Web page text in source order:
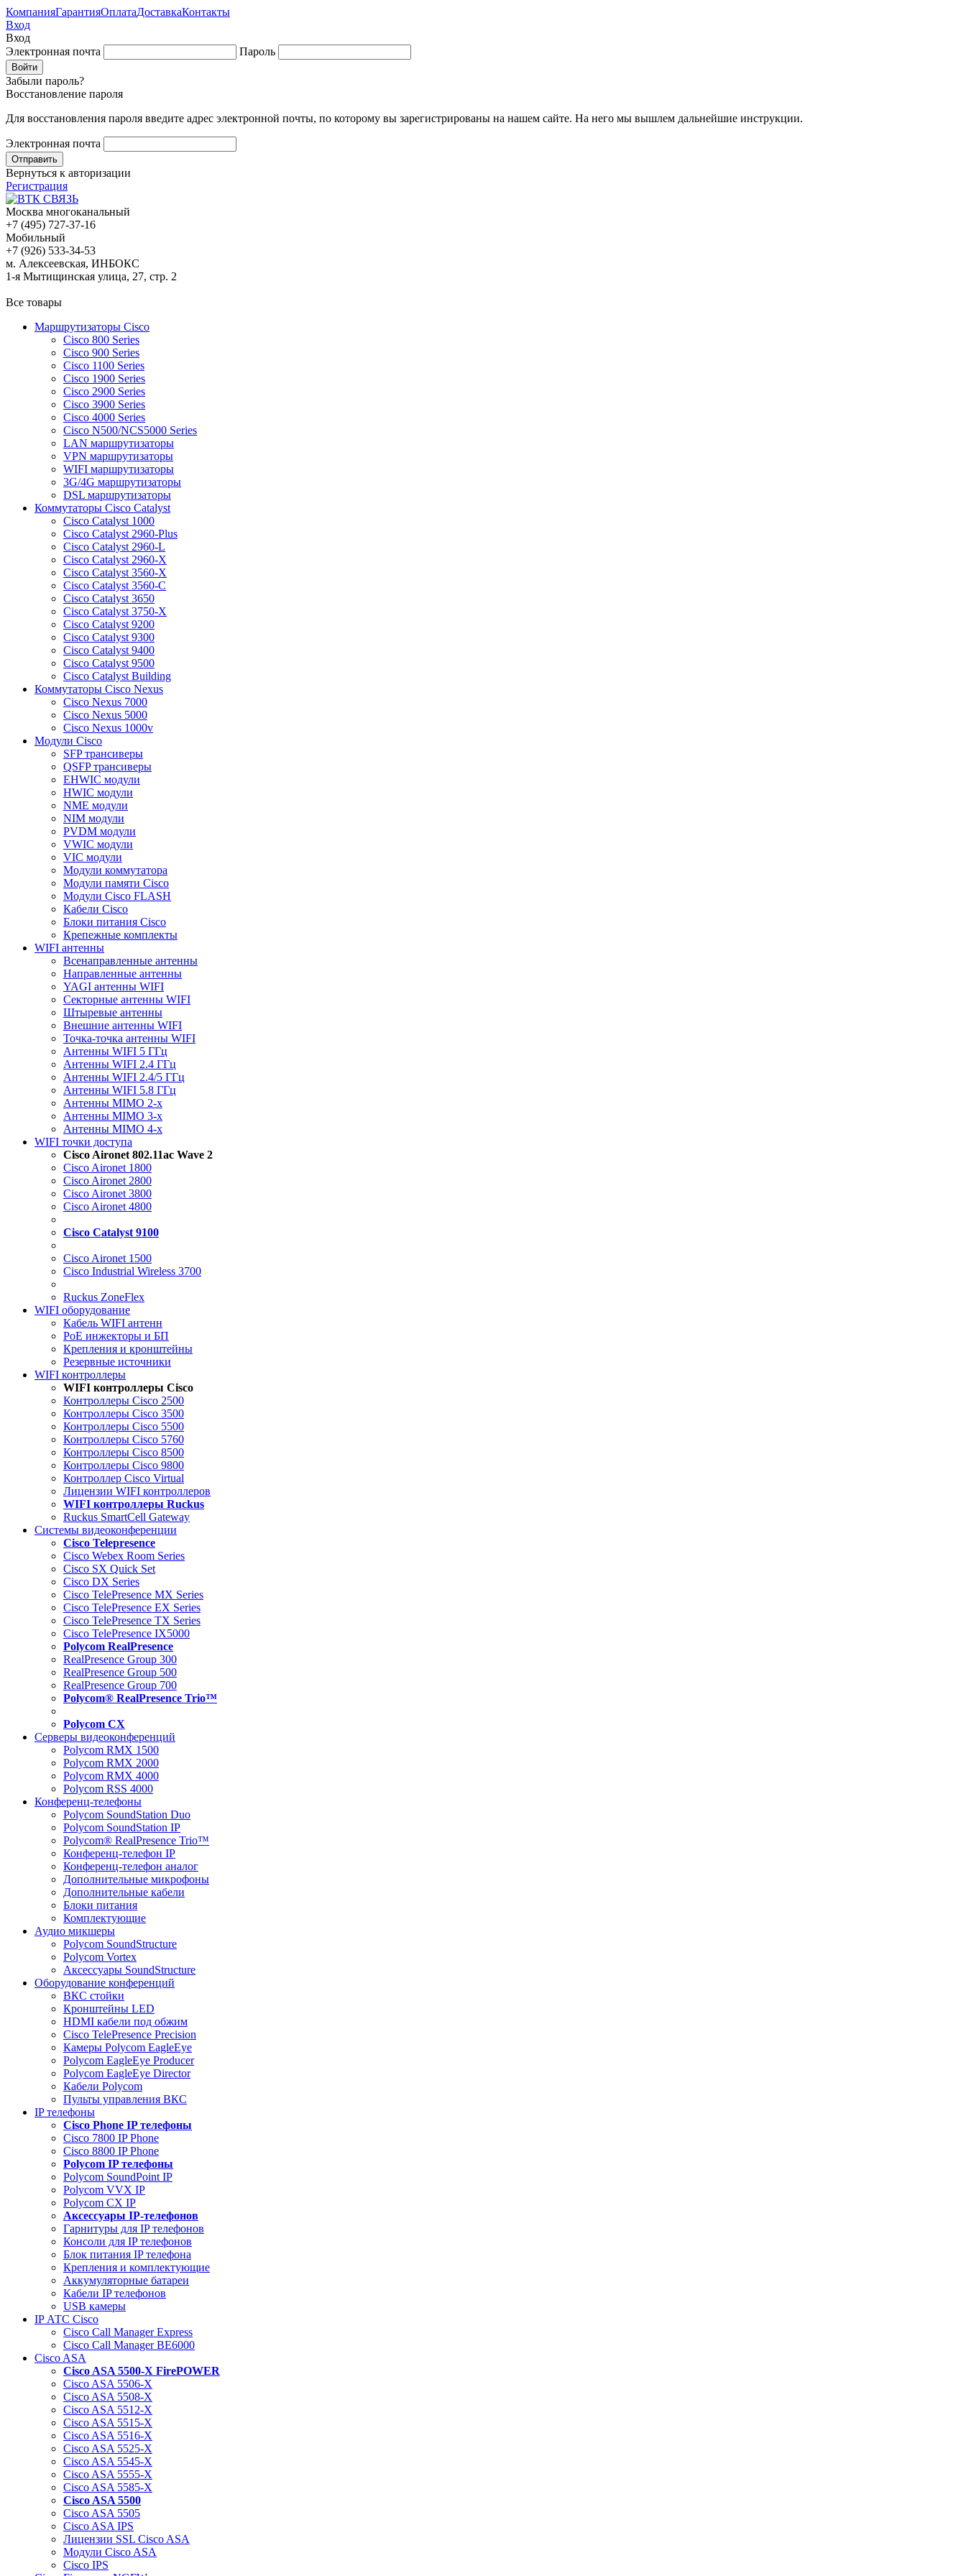
КомпанияГарантияОплатаДоставкаКонтакты
Вход
Вход
Электронная почта
Пароль
Забыли пароль?
Восстановление пароля
Для восстановления пароля введите адрес электронной почты, по которому вы зарегистрированы на нашем сайте. На него мы вышлем дальнейшие инструкции.
Электронная почта
Вернуться к авторизации
Регистрация
Москва многоканальный
+7 (495) 727-37-16
Мобильный
+7 (926) 533-34-53
м. Алексеевская, ИНБОКС
1-я Мытищинская улица, 27, стр. 2
Все товары
Маршрутизаторы Cisco
Cisco 800 Series
Cisco 900 Series
Cisco 1100 Series
Cisco 1900 Series
Cisco 2900 Series
Cisco 3900 Series
Cisco 4000 Series
Cisco N500/NCS5000 Series
LAN маршрутизаторы
VPN маршрутизаторы
WIFI маршрутизаторы
3G/4G маршрутизаторы
DSL маршрутизаторы
Коммутаторы Cisco Catalyst
Cisco Catalyst 1000
Cisco Catalyst 2960-Plus
Cisco Catalyst 2960-L
Cisco Catalyst 2960-X
Cisco Catalyst 3560-X
Cisco Catalyst 3560-C
Cisco Catalyst 3650
Cisco Catalyst 3750-X
Cisco Catalyst 9200
Cisco Catalyst 9300
Cisco Catalyst 9400
Cisco Catalyst 9500
Cisco Catalyst Building
Коммутаторы Cisco Nexus
Cisco Nexus 7000
Cisco Nexus 5000
Cisco Nexus 1000v
Модули Cisco
SFP трансиверы
QSFP трансиверы
EHWIC модули
HWIC модули
NME модули
NIM модули
PVDM модули
VWIC модули
VIC модули
Модули коммутатора
Модули памяти Cisco
Модули Cisco FLASH
Кабели Cisco
Блоки питания Cisco
Крепежные комплекты
WIFI антенны
Всенаправленные антенны
Направленные антенны
YAGI антенны WIFI
Секторные антенны WIFI
Штыревые антенны
Внешние антенны WIFI
Точка-точка антенны WIFI
Антенны WIFI 5 ГГц
Антенны WIFI 2.4 ГГц
Антенны WIFI 2.4/5 ГГц
Антенны WIFI 5.8 ГГц
Антенны MIMO 2-x
Антенны MIMO 3-x
Антенны MIMO 4-x
WIFI точки доступа
Cisco Aironet 802.11ac Wave 2
Cisco Aironet 1800
Cisco Aironet 2800
Cisco Aironet 3800
Cisco Aironet 4800
Cisco Catalyst 9100
Cisco Aironet 1500
Cisco Industrial Wireless 3700
Ruckus ZoneFlex
WIFI оборудование
Кабель WIFI антенн
PoE инжекторы и БП
Крепления и кронштейны
Резервные источники
WIFI контроллеры
WIFI контроллеры Cisco
Контроллеры Cisco 2500
Контроллеры Cisco 3500
Контроллеры Cisco 5500
Контроллеры Cisco 5760
Контроллеры Cisco 8500
Контроллеры Cisco 9800
Контроллер Cisco Virtual
Лицензии WIFI контроллеров
WIFI контроллеры Ruckus
Ruckus SmartCell Gateway
Системы видеоконференции
Cisco Telepresence
Cisco Webex Room Series
Cisco SX Quick Set
Cisco DX Series
Cisco TelePresence MX Series
Cisco TelePresence EX Series
Cisco TelePresence TX Series
Cisco TelePresence IX5000
Polycom RealPresence
RealPresence Group 300
RealPresence Group 500
RealPresence Group 700
Polycom® RealPresence Trio™
Polycom CX
Серверы видеоконференций
Polycom RMX 1500
Polycom RMX 2000
Polycom RMX 4000
Polycom RSS 4000
Конференц-телефоны
Polycom SoundStation Duo
Polycom SoundStation IP
Polycom® RealPresence Trio™
Конференц-телефон IP
Конференц-телефон аналог
Дополнительные микрофоны
Дополнительные кабели
Блоки питания
Комплектующие
Аудио микшеры
Polycom SoundStructure
Polycom Vortex
Аксессуары SoundStructure
Оборудование конференций
ВКС стойки
Кронштейны LED
HDMI кабели под обжим
Cisco TelePresence Precision
Камеры Polycom EagleEye
Polycom EagleEye Producer
Polycom EagleEye Director
Кабели Polycom
Пульты управления ВКС
IP телефоны
Сisco Phone IP телефоны
Cisco 7800 IP Phone
Cisco 8800 IP Phone
Polycom IP телефоны
Polycom SoundPoint IP
Polycom VVX IP
Polycom CX IP
Аксессуары IP-телефонов
Гарнитуры для IP телефонов
Консоли для IP телефонов
Блок питания IP телефона
Крепления и комплектующие
Аккумуляторные батареи
Кабели IP телефонов
USB камеры
IP АТС Cisco
Cisco Call Manager Express
Cisco Call Manager BE6000
Cisco ASA
Cisco ASA 5500-X FirePOWER
Cisco ASA 5506-X
Cisco ASA 5508-X
Cisco ASA 5512-X
Cisco ASA 5515-X
Cisco ASA 5516-X
Cisco ASA 5525-X
Cisco ASA 5545-X
Cisco ASA 5555-X
Cisco ASA 5585-X
Cisco ASA 5500
Cisco ASA 5505
Cisco ASA IPS
Лицензии SSL Cisco ASA
Модули Cisco ASA
Cisco IPS